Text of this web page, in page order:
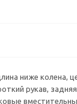
ниже колена,
рукав,